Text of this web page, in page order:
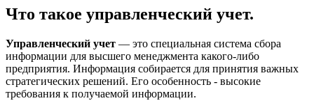
Что такое управленческий учет.
Управленческий учет — это специальная система сбора
информации для высшего менеджмента какого-либо
предприятия. Информация собирается для принятия важных
стратегических решений. Его особенность - высокие
требования к получаемой информации.